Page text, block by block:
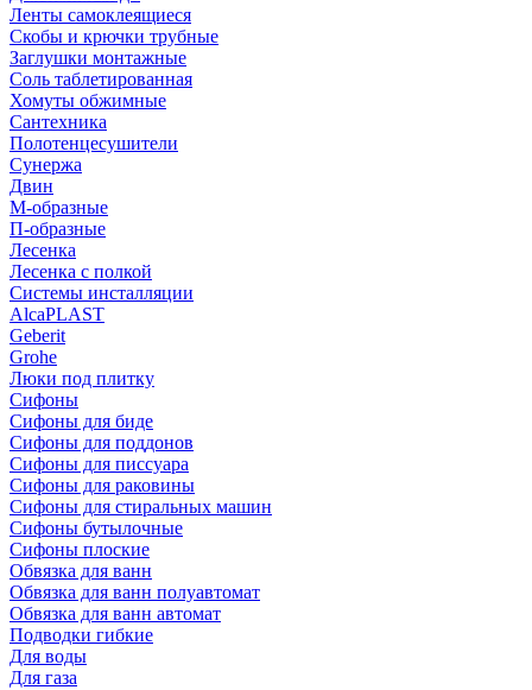
Ленты самоклеящиеся
Скобы и крючки трубные
Заглушки монтажные
Соль таблетированная
Хомуты обжимные
Сантехника
Полотенцесушители
Сунержа
Двин
М-образные
П-образные
Лесенка
Лесенка с полкой
Системы инсталляции
AlcaPLAST
Geberit
Grohe
Люки под плитку
Сифоны
Сифoны для биде
Сифoны для поддонов
Сифoны для писсуара
Сифоны для раковины
Сифоны для стиральных машин
Сифоны бутылочные
Сифоны плоские
Обвязка для ванн
Обвязка для ванн полуавтомат
Обвязка для ванн автомат
Подводки гибкие
Для воды
Для газа